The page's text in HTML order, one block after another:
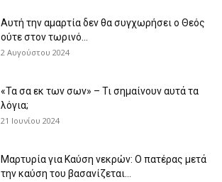
Αυτή την αμαρτία δεν θα συγχωρήσει ο Θεός
ούτε στον τωρινό...
2 Αυγούστου 2024
«Τα σα εκ των σων» – Τι σημαίνουν αυτά τα
λόγια;
21 Ιουνίου 2024
Μαρτυρία για Καύση νεκρών: Ο πατέρας μετά
την καύση του βασανίζεται...